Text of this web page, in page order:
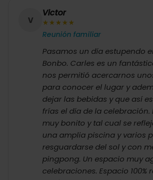
V
Victor
★ ★ ★ ★ ★
Reunión familiar
Pasamos un día estupendo
Bonbo. Carles es un
nos permitió acercarnos
para conocer el lugar y
dejar las bebidas y que así
frías el día de la celebración.
muy bonito y tal cual se
una amplia piscina y varios
resguardarse del sol y con
pingpong. Un espacio muy
celebraciones. Espacio 100%